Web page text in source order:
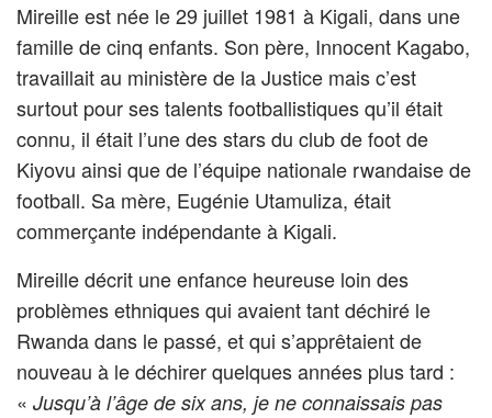
Mireille est née le 29 juillet 1981 à Kigali, dans une
famille de cinq enfants. Son père, Innocent Kagabo,
travaillait au ministère de la Justice mais c’est
surtout pour ses talents footballistiques qu’il était
connu, il était l’une des stars du club de foot de
Kiyovu ainsi que de l’équipe nationale rwandaise de
football. Sa mère, Eugénie Utamuliza, était
commerçante indépendante à Kigali.
Mireille décrit une enfance heureuse loin des
problèmes ethniques qui avaient tant déchiré le
Rwanda dans le passé, et qui s’apprêtaient de
nouveau à le déchirer quelques années plus tard :
« Jusqu’à l’âge de six ans, je ne connaissais pas